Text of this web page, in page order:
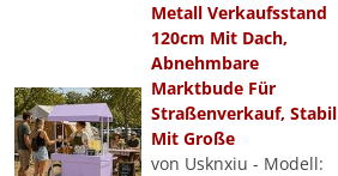
Metall Verkaufsstand
120cm Mit Dach,
Abnehmbare
Marktbude Für
Straßenverkauf, Stabil
Mit Große
von Usknxiu - Modell: